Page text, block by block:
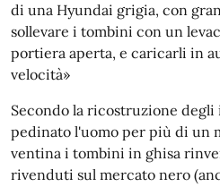
di una Hyundai grigia, con
sollevare i tombini con un
portiera aperta, e caricarli in
velocità»
Secondo la ricostruzione
pedinato l'uomo per più di un
ventina i tombini in ghisa
rivenduti sul mercato nero